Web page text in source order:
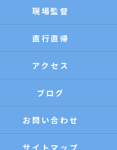
現場監督
直行直帰
アクセス
ブログ
お問い合わせ
サイトマップ